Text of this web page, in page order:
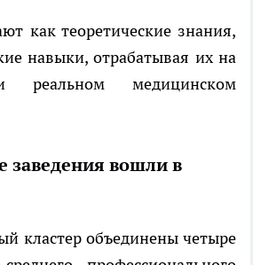
как теоретические знания,
навыки, отрабатывая их на
реальном медицинском
заведения вошли в
кластер объединены четыре